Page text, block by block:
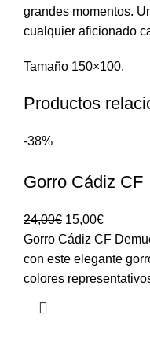
grandes momentos.
cualquier aficionado
Tamaño 150×100.
Productos
-38%
Gorro Cádiz CF
24,00€ 15,00€
Gorro Cádiz CF
con este elegante
colores